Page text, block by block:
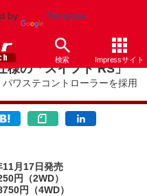
by Translate
検索 Impressサイト
様の「スイフト RS」
ワステコントローラーを採用
11月17日発売
円（2WD）
円（4WD）